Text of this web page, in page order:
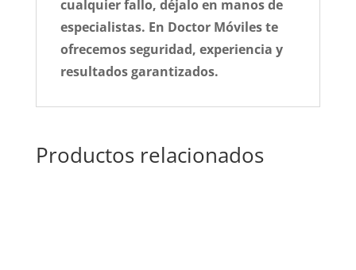
cualquier fallo, déjalo en manos de
especialistas. En Doctor Móviles te
ofrecemos seguridad, experiencia y
resultados garantizados.
Productos relacionados